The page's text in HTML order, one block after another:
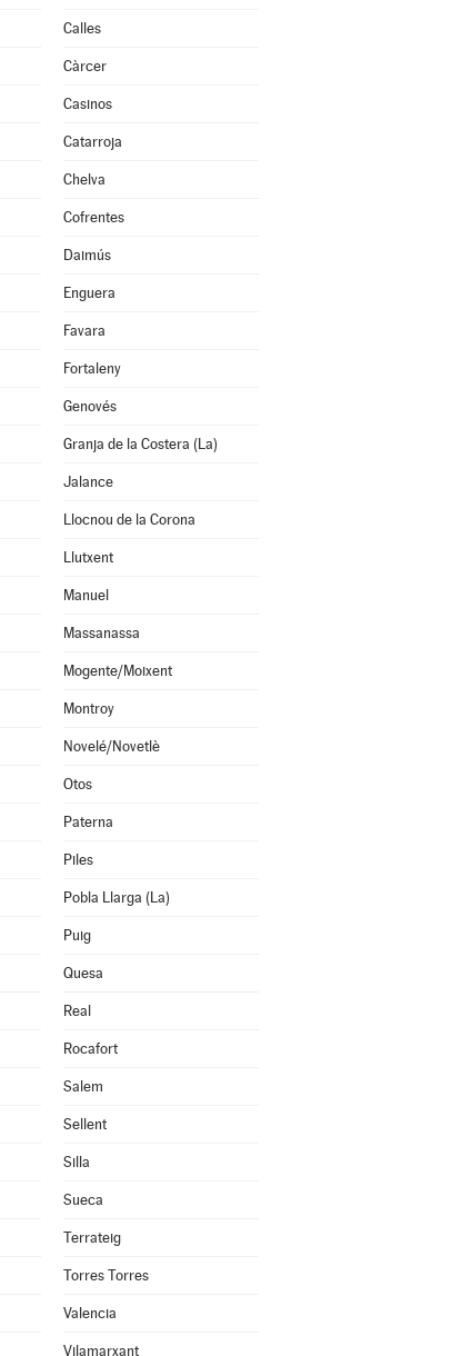
Calles
Càrcer
Casinos
Catarroja
Chelva
Cofrentes
Daimús
Enguera
Favara
Fortaleny
Genovés
Granja de la Costera (La)
Jalance
Llocnou de la Corona
Llutxent
Manuel
Massanassa
Mogente/Moixent
Montroy
Novelé/Novetlè
Otos
Paterna
Piles
Pobla Llarga (La)
Puig
Quesa
Real
Rocafort
Salem
Sellent
Silla
Sueca
Terrateig
Torres Torres
Valencia
Vilamarxant